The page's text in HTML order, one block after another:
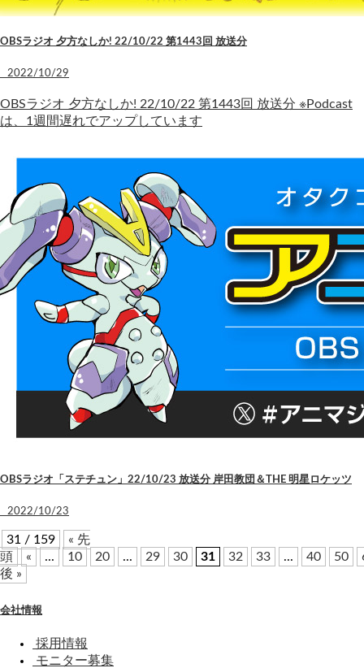
OBSラジオ 夕方なしか! 22/10/22 第1443回 放送分
2022/10/29
OBSラジオ 夕方なしか! 22/10/22 第1443回 放送分 ※Podcast
は、1週間遅れでアップしています
OBSラジオ「ステチュン」22/10/23 放送分 岸田教団＆THE 明星ロケッツ
2022/10/23
31 / 159
« 先
頭
« ... 10 20 ... 29 30 31 32 33 ... 40 50
後 »
会社情報
採用情報
モニター募集